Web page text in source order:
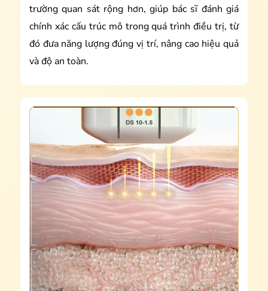
trường quan sát rộng hơn, giúp bác sĩ đánh giá
chính xác cấu trúc mô trong quá trình điều trị, từ
đó đưa năng lượng đúng vị trí, nâng cao hiệu quả
và độ an toàn.